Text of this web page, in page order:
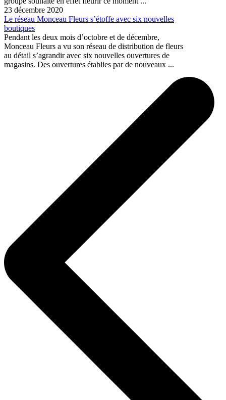
23 décembre 2020
Le réseau Monceau Fleurs s’étoffe avec six nouvelles
boutiques
Pendant les deux mois d’octobre et de décembre,
Monceau Fleurs a vu son réseau de distribution de fleurs
au détail s’agrandir avec six nouvelles ouvertures de
magasins. Des ouvertures établies par de nouveaux ...